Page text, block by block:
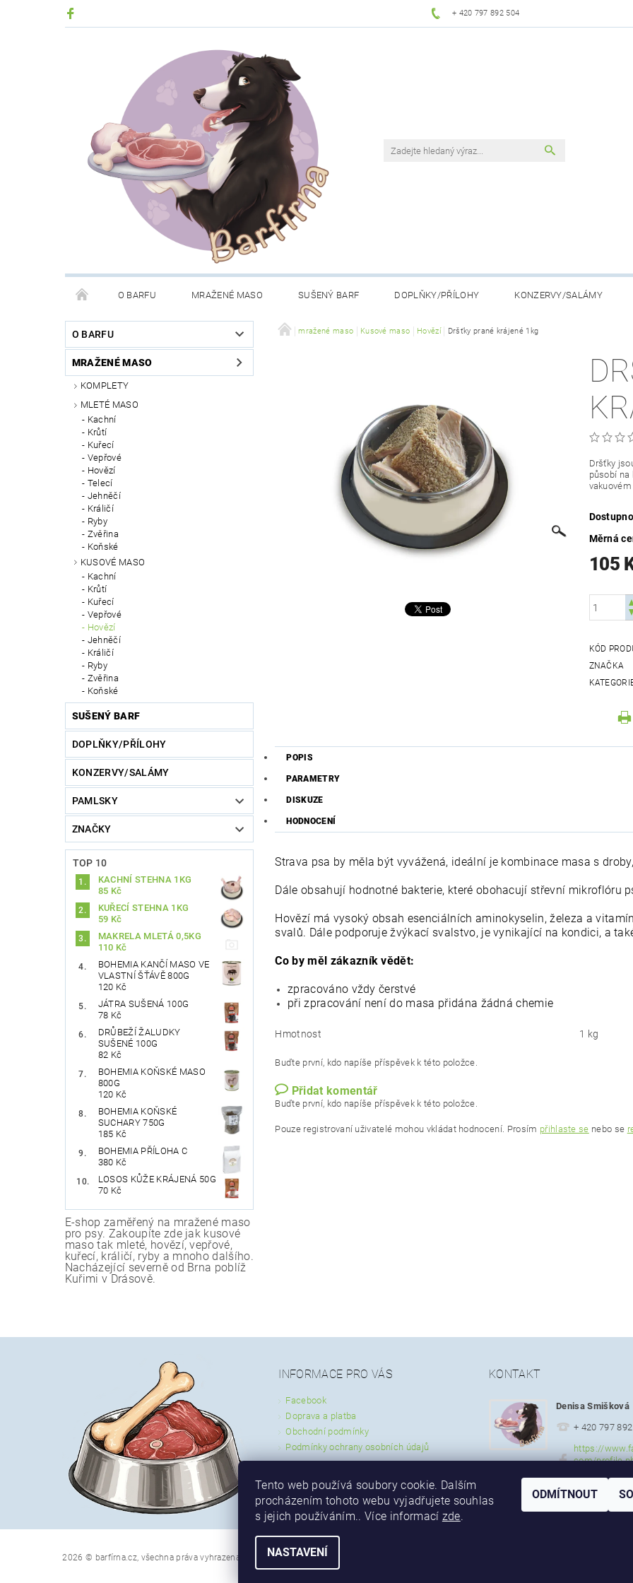
+ 420 797 892 504
O BARFU MRAŽENÉ MASO SUŠENÝ BARF DOPLŇKY/PŘÍLOHY KONZERVY/SALÁMY
VÝCVIK PSŮ DOPRAVA A PLATBA
O BARFU
MRAŽENÉ MASO
KOMPLETY
MLETÉ MASO
Kachní
Krůtí
Kuřecí
Vepřové
Hovězí
Telecí
Jehněčí
Králičí
Ryby
Zvěřina
Koňské
KUSOVÉ MASO
Kachní
Krůtí
Kuřecí
Vepřové
Hovězí
Jehněčí
Králičí
Ryby
Zvěřina
Koňské
SUŠENÝ BARF
DOPLŇKY/PŘÍLOHY
KONZERVY/SALÁMY
PAMLSKY
ZNAČKY
TOP 10
KACHNÍ STEHNA 1KG
85 Kč
KUŘECÍ STEHNA 1KG
59 Kč
MAKRELA MLETÁ 0,5KG
110 Kč
BOHEMIA KANČÍ MASO VE
VLASTNÍ ŠŤÁVĚ 800G
120 Kč
JÁTRA SUŠENÁ 100G
78 Kč
DRŮBEŽÍ ŽALUDKY
SUŠENÉ 100G
82 Kč
BOHEMIA KOŇSKÉ MASO
800G
120 Kč
BOHEMIA KOŇSKÉ
SUCHARY 750G
185 Kč
BOHEMIA PŘÍLOHA C
380 Kč
LOSOS KŮŽE KRÁJENÁ 50G
70 Kč
E-shop zaměřený na mražené maso
pro psy. Zakoupíte zde jak kusové
maso tak mleté, hovězí, vepřové,
kuřecí, králičí, ryby a mnoho dalšího.
Nacházející severně od Brna poblíž
Kuřimi v Drásově.
mražené maso Kusové maso Hovězí Dršťky prané krájené 1kg
Dršťky
působí na
Měrná
105
KÓD
ZNAČKA
POPIS
PARAMETRY
DISKUZE
HODNOCENÍ
Strava psa by měla být vyvážená, ideální je kombinace masa s
Dále obsahují hodnotné bakterie, které obohacují střevní mikroflóru
Hovězí má vysoký obsah esenciálních aminokyselin, železa a
svalů. Dále podporuje žvýkací svalstvo, je vynikající na kondici, a
Co by měl zákazník vědět:
zpracováno vždy čerstvé
při zpracování není do masa přidána žádná chemie
Hmotnost 1 kg
Buďte první, kdo napíše příspěvek k této položce.
Přidat komentář
Buďte první, kdo napíše příspěvek k této položce.
Pouze registrovaní uživatelé mohou vkládat hodnocení. Prosím přihlaste se nebo se
INFORMACE PRO VÁS
Facebook
Doprava a platba
Obchodní podmínky
Podmínky ochrany osobních údajů
KONTAKT
Denisa Smišková
+ 420 797
https://
com/
2026 © barfírna.cz, všechna práva vyhrazena
Tento web používá soubory cookie. Dalším
procházením tohoto webu vyjadřujete souhlas
s jejich používáním.. Více informací zde.
NASTAVENÍ
ODMÍTNOUT